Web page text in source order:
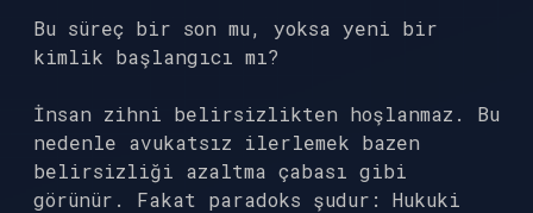
Bu süreç bir son mu, yoksa yeni bir
kimlik başlangıcı mı?
İnsan zihni belirsizlikten hoşlanmaz. Bu
nedenle avukatsız ilerlemek bazen
belirsizliği azaltma çabası gibi
görünür. Fakat paradoks şudur: Hukuki